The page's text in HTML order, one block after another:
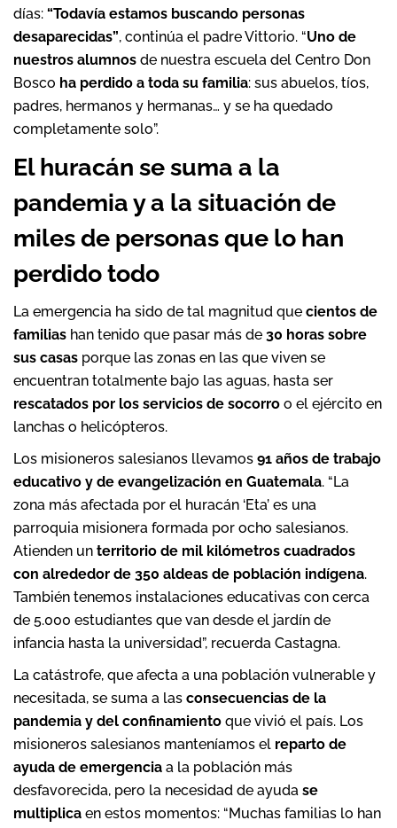
días: “Todavía estamos buscando personas
desaparecidas”, continúa el padre Vittorio. “Uno de
nuestros alumnos de nuestra escuela del Centro Don
Bosco ha perdido a toda su familia: sus abuelos, tíos,
padres, hermanos y hermanas… y se ha quedado
completamente solo”.
El huracán se suma a la
pandemia y a la situación de
miles de personas que lo han
perdido todo
La emergencia ha sido de tal magnitud que cientos de
familias han tenido que pasar más de 30 horas sobre
sus casas porque las zonas en las que viven se
encuentran totalmente bajo las aguas, hasta ser
rescatados por los servicios de socorro o el ejército en
lanchas o helicópteros.
Los misioneros salesianos llevamos 91 años de trabajo
educativo y de evangelización en Guatemala. “La
zona más afectada por el huracán ‘Eta’ es una
parroquia misionera formada por ocho salesianos.
Atienden un territorio de mil kilómetros cuadrados
con alrededor de 350 aldeas de población indígena.
También tenemos instalaciones educativas con cerca
de 5.000 estudiantes que van desde el jardín de
infancia hasta la universidad”, recuerda Castagna.
La catástrofe, que afecta a una población vulnerable y
necesitada, se suma a las consecuencias de la
pandemia y del confinamiento que vivió el país. Los
misioneros salesianos manteníamos el reparto de
ayuda de emergencia a la población más
desfavorecida, pero la necesidad de ayuda se
multiplica en estos momentos: “Muchas familias lo han